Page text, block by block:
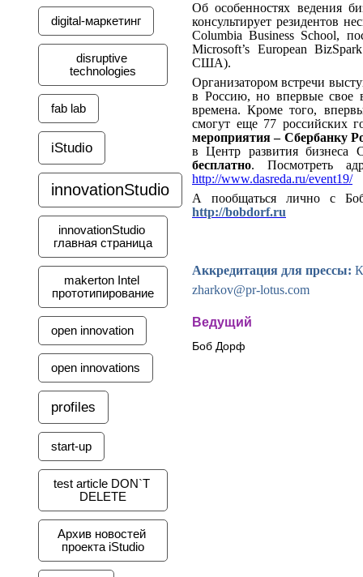
digital-маркетинг
disruptive
technologies
fab lab
iStudio
innovationStudio
innovationStudio
главная страница
makerton Intel
прототипирование
open innovation
open innovations
profiles
start-up
test article DON`T
DELETE
Архив новостей
проекта iStudio
Об особенностях ведения
консультирует резидентов
Columbia Business School,
Microsoft’s European
США).
Организатором встречи
в Россию, но впервые свое
времена. Кроме того,
смогут еще 77 российских
мероприятия – Сбербанку
в Центр развития
бесплатно. Посмотреть
http://www.dasreda.ru/event19/
А пообщаться лично с
http://bobdorf.ru
Аккредитация для прессы:
zharkov@pr-lotus.com
Ведущий
Боб Дорф